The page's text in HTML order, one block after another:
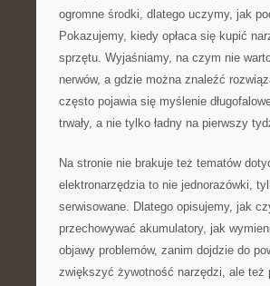
ogromne środki, dlatego uczymy, jak
Pokazujemy, kiedy opłaca się kupić
sprzętu. Wyjaśniamy, na czym nie
nerwów, a gdzie można znaleźć
często pojawia się myślenie
trwały, a nie tylko ładny na pierwszy
Na stronie nie brakuje też tematów
elektronarzędzia to nie jednorazówki,
serwisowane. Dlatego opisujemy, jak
przechowywać akumulatory, jak
objawy problemów, zanim dojdzie do
zwiększyć żywotność narzędzi, ale też